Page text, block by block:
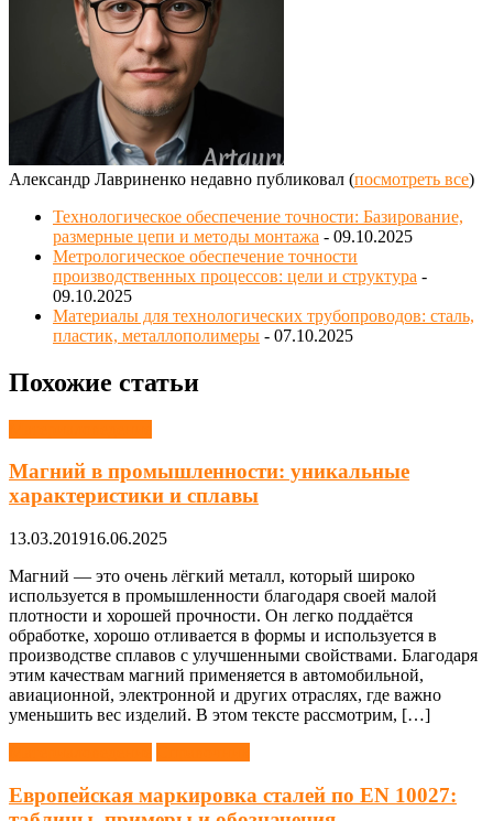
Александр Лавриненко недавно публиковал (посмотреть все)
Технологическое обеспечение точности: Базирование,
размерные цепи и методы монтажа - 09.10.2025
Метрологическое обеспечение точности
производственных процессов: цели и структура -
09.10.2025
Материалы для технологических трубопроводов: сталь,
пластик, металлополимеры - 07.10.2025
Похожие статьи
Магний в промышленности: уникальные
характеристики и сплавы
13.03.201916.06.2025
Магний — это очень лёгкий металл, который широко
используется в промышленности благодаря своей малой
плотности и хорошей прочности. Он легко поддаётся
обработке, хорошо отливается в формы и используется в
производстве сплавов с улучшенными свойствами. Благодаря
этим качествам магний применяется в автомобильной,
авиационной, электронной и других отраслях, где важно
уменьшить вес изделий. В этом тексте рассмотрим, […]
Европейская маркировка сталей по EN 10027: